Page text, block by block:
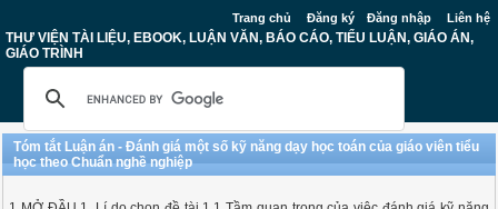
Trang chủ Đăng ký Đăng nhập Liên hệ
THƯ VIỆN TÀI LIỆU, EBOOK, LUẬN VĂN, BÁO CÁO, TIỂU LUẬN, GIÁO ÁN,
GIÁO TRÌNH
Tóm tắt Luận án - Đánh giá một số kỹ năng dạy học toán của giáo viên tiểu
học theo Chuẩn nghề nghiệp